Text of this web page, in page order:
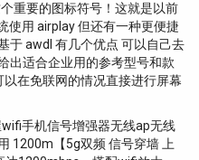
重要的图标符号！这就是以前
使用 airplay 但还有一种更便捷
于 awdl 有几个优点 可以自己去
出适合企业用的参考型号和款
在免联网的情况直接进行屏幕
手机信号增强器无线ap无线
1200m【5g双频 信号穿墙 上